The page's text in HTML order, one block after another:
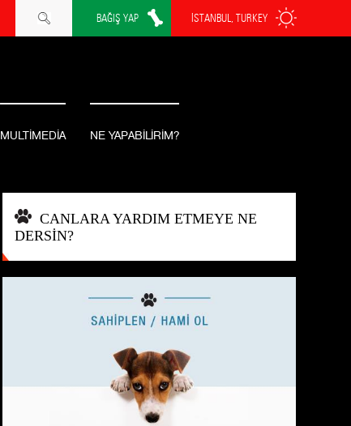
İSTANBUL, TURKEY
BAĞIŞ YAP
MULTİMEDİA NE YAPABİLİRİM?
CANLARA YARDIM ETMEYE NE
DERSİN?